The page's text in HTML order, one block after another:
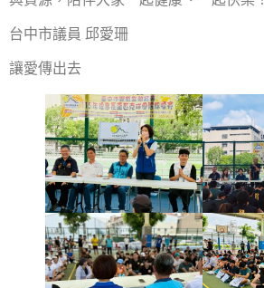
台中市議員 邱愛珊
讓愛傳出去